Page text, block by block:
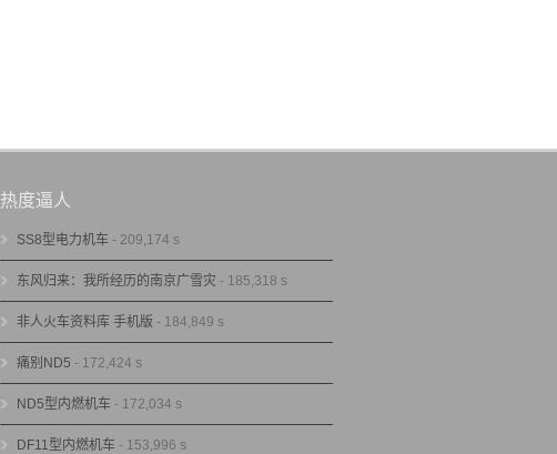
热度逼人
SS8型电力机车 - 209,174 s
东风归来：我所经历的南京广雪灾 - 185,318 s
非人火车资料库 手机版 - 184,849 s
痛别ND5 - 172,424 s
ND5型内燃机车 - 172,034 s
DF11型内燃机车 - 153,996 s